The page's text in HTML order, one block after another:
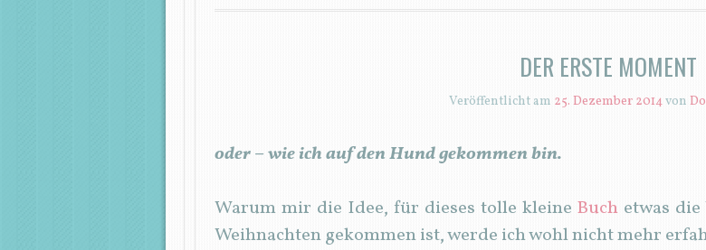
DER ERSTE MOMENT
Veröffentlicht am 25. Dezember 2014von
oder – wie ich auf den Hund gekommen bin.
Warum mir die Idee, für dieses tolle kleine Buch etwas
Weihnachten gekommen ist, werde ich wohl nicht mehr